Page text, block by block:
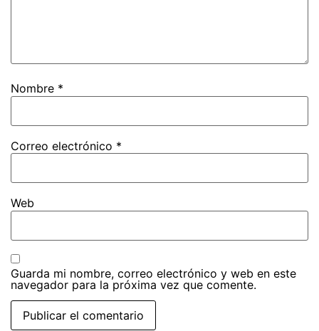
Nombre *
Correo electrónico *
Web
Guarda mi nombre, correo electrónico y web en este
navegador para la próxima vez que comente.